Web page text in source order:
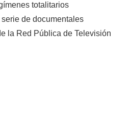
totalitarios
de documentales
la Red Pública de Televisión